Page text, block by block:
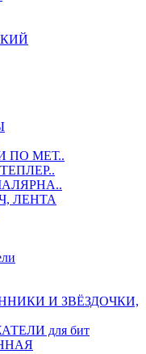
ПО МЕТ..
ЛЕНТА
И ЗВЁЗДОЧКИ,
для бит